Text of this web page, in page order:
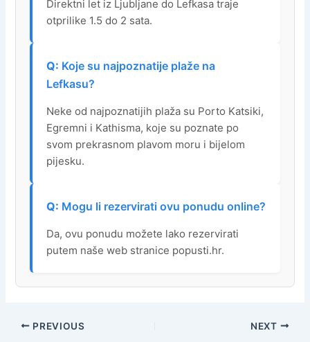
Direktni let iz Ljubljane do Lefkasa traje
otprilike 1.5 do 2 sata.
Koje su najpoznatije plaže na
Lefkasu?
Neke od najpoznatijih plaža su Porto Katsiki,
Egremni i Kathisma, koje su poznate po
svom prekrasnom plavom moru i bijelom
pijesku.
Mogu li rezervirati ovu ponudu online?
Da, ovu ponudu možete lako rezervirati
putem naše web stranice popusti.hr.
PREVIOUS NEXT